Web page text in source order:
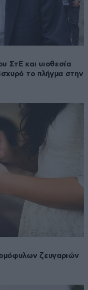
ΣτΕ και υιοθεσία
το πλήγμα στην
ζευγαριών